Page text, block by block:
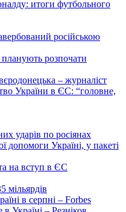
итоги футбольного
російською
розпочати
– журналіст
України в ЄС: “головне,
ударів по росіянах
Україні, у пакеті
на вступ в ЄС
мільярдів
в серпні – Forbes